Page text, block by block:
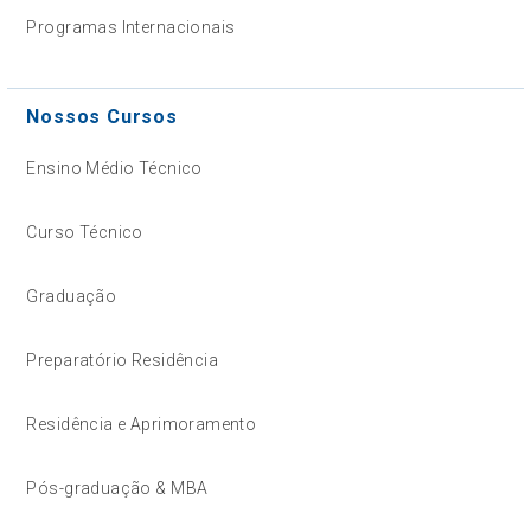
Programas Internacionais
Nossos Cursos
Ensino Médio Técnico
Curso Técnico
Graduação
Preparatório Residência
Residência e Aprimoramento
Pós-graduação & MBA